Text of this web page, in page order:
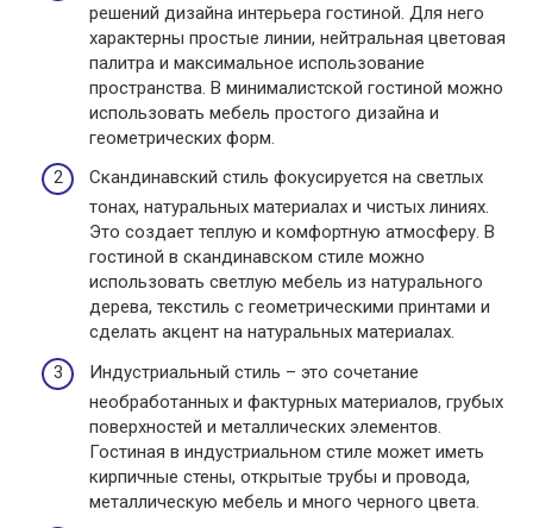
решений дизайна интерьера гостиной. Для него
характерны простые линии, нейтральная цветовая
палитра и максимальное использование
пространства. В минималистской гостиной можно
использовать мебель простого дизайна и
геометрических форм.
Скандинавский стиль фокусируется на светлых
тонах, натуральных материалах и чистых линиях.
Это создает теплую и комфортную атмосферу. В
гостиной в скандинавском стиле можно
использовать светлую мебель из натурального
дерева, текстиль с геометрическими принтами и
сделать акцент на натуральных материалах.
Индустриальный стиль – это сочетание
необработанных и фактурных материалов, грубых
поверхностей и металлических элементов.
Гостиная в индустриальном стиле может иметь
кирпичные стены, открытые трубы и провода,
металлическую мебель и много черного цвета.